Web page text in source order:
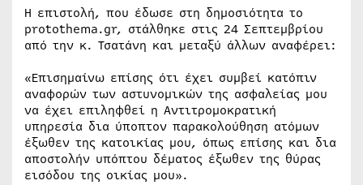
Η επιστολή, που έδωσε στη δημοσιότητα το
protothema.gr, στάλθηκε στις 24 Σεπτεμβρίου
από την κ. Τσατάνη και μεταξύ άλλων αναφέρει:
«Επισημαίνω επίσης ότι έχει συμβεί κατόπιν
αναφορών των αστυνομικών της ασφαλείας μου
να έχει επιληφθεί η Αντιτρομοκρατική
υπηρεσία δια ύποπτον παρακολούθηση ατόμων
έξωθεν της κατοικίας μου, όπως επίσης και δια
αποστολήν υπόπτου δέματος έξωθεν της θύρας
εισόδου της οικίας μου».